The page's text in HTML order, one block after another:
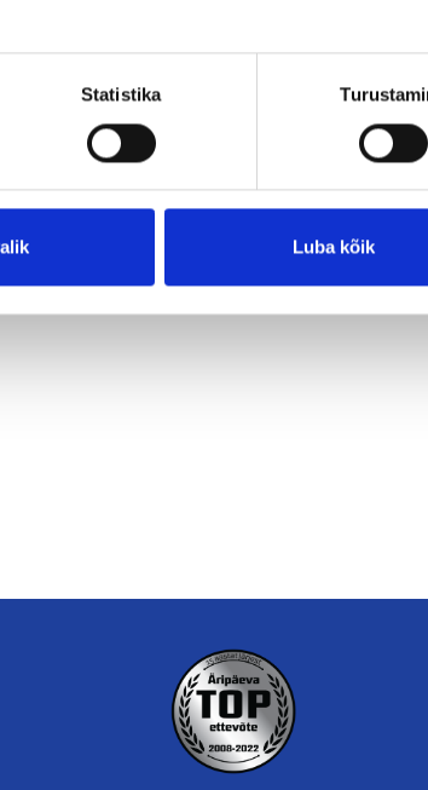
Statistika
Luba kõik
Juhised: BILBERRY
vaha ja igale rattale on
BILBERRY
puhtale kuivale rattale
eemaldamist. Parimate
lõpliku kaitse tagamiseks